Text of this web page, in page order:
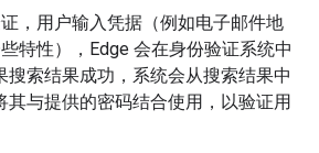
，用户输入凭据（例如电子邮件地
特性），Edge 会在身份验证系统中
索结果成功，系统会从搜索结果中
其与提供的密码结合使用，以验证用